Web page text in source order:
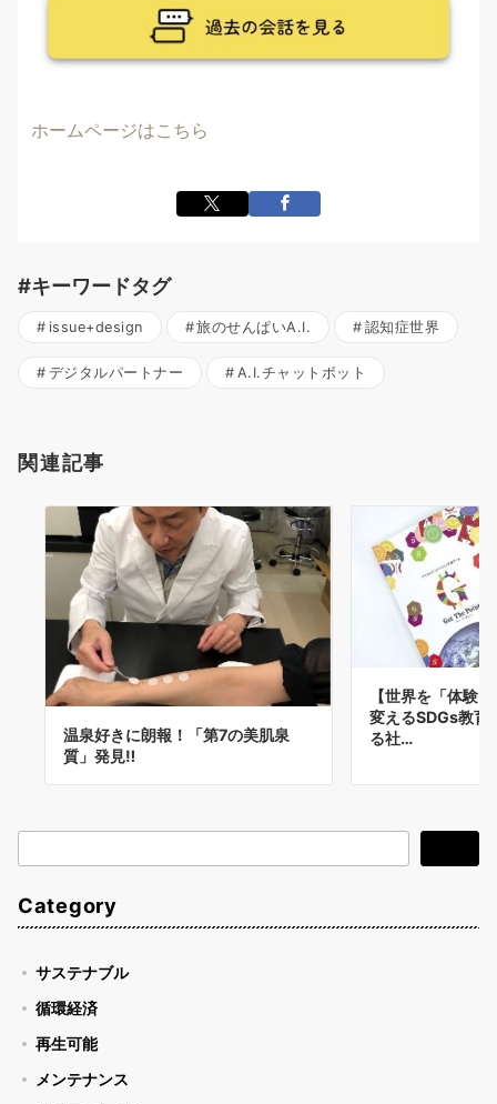
ホームページはこちら
#キーワードタグ
issue+design 旅のせんぱいA.I. 認知症世界
デジタルパートナー A.I.チャットボット
関連記事
温泉好きに朗報！「第7の美肌泉
質」発見‼︎
【世界を「体験
変えるSDGs教
る社…
索
Category
サステナブル
循環経済
再生可能
メンテナンス